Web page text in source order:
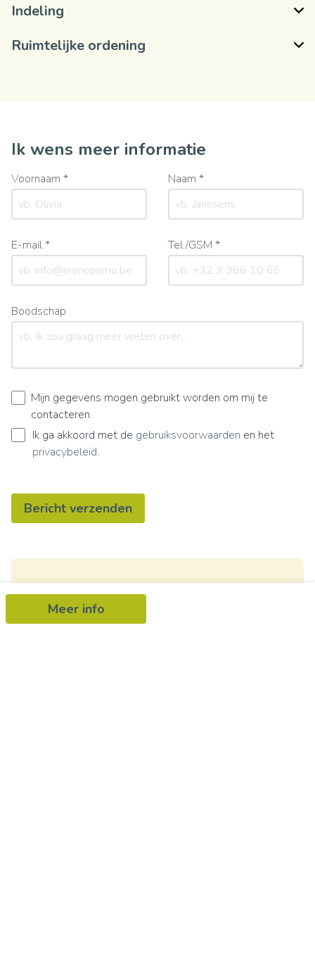
Meer info
Indeling
Ruimtelijke ordening
Ik wens meer informatie
Voornaam * Naam *
E-mail * Tel./GSM *
Boodschap
Mijn gegevens mogen gebruikt worden om mij te
contacteren.
Ik ga akkoord met de gebruiksvoorwaarden en het
privacybeleid.
Bericht verzenden
Ontvang als eerste het nieuwste